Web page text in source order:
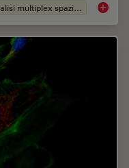
Analisi multiplex spaziale The